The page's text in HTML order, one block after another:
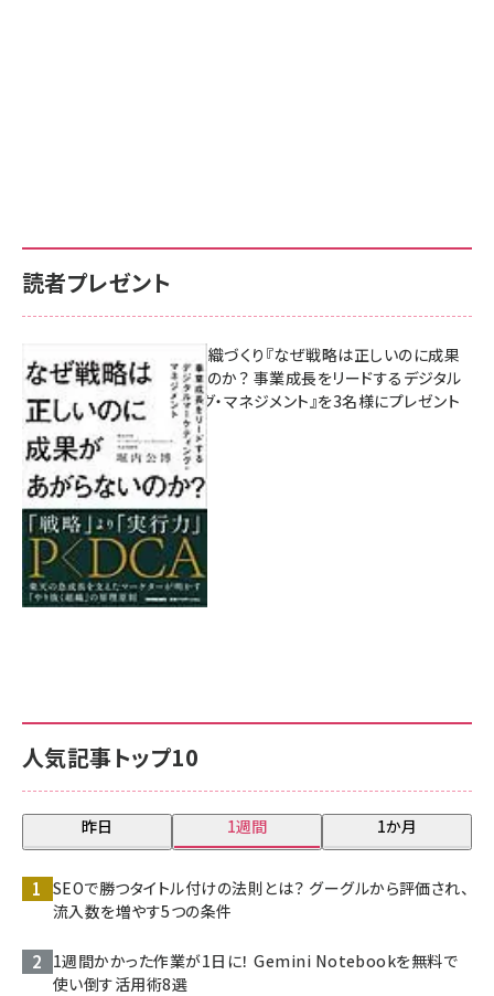
人気記事トップ10
昨日 1週間 1か月
SEOで勝つタイトル付けの法則とは？ グーグルから評価され、
流入数を増やす5つの条件
1週間かかった作業が1日に！ Gemini Notebookを無料で
使い倒す活用術8選
読者プレゼント
成果を生む組織づくり『なぜ戦略は正しいのに成果
があがらないのか？ 事業成長をリードするデジタル
マーケティング・マネジメント』を3名様にプレゼント
8月7日 10:00